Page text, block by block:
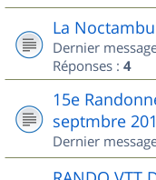
La
Dernier
Réponses : 4
15e
septmbre
Dernier